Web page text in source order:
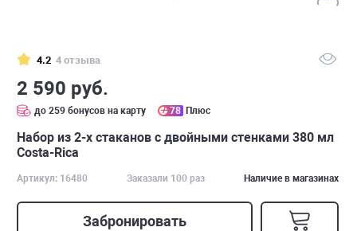
4.2 4 отзыва
2 590 руб.
до 259 бонусов на карту 78 Плюс
Набор из 2-х стаканов с двойными стенками 380 мл
Costa-Rica
Артикул: 16480 Заказали 100 раз Наличие в магазинах
Забронировать